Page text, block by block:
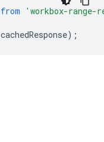
from 'workbox-range-
cachedResponse);